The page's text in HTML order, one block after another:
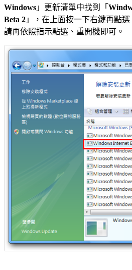
Windows 」更新清單中找到「
Beta 2 」，在上面按一下右鍵再點選
請再依照指示點選、重開機即可。